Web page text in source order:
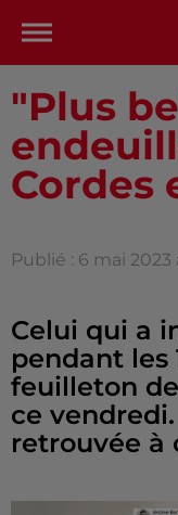
"Plus
Cordes
Publié : 6 mai
Celui qui a
pendant les
feuilleton
ce
retrouvée à